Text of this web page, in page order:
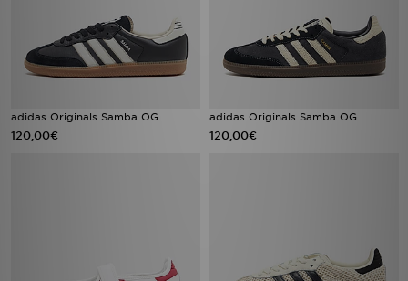
adidas Originals Samba OG
120,00€
adidas Originals Samba OG
120,00€